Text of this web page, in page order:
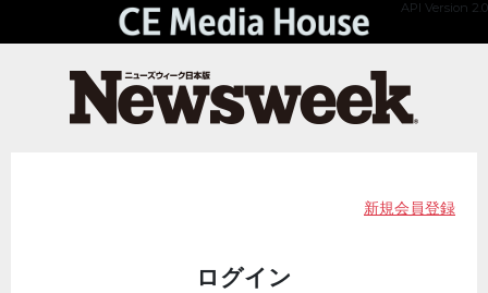
API Version 2.0
新規会員登録
ログイン